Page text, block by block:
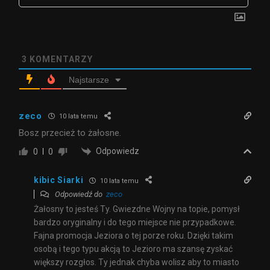
3 KOMENTARZY
Najstarsze
zeco 10 lata temu
Bosz przecież to żałosne.
0 0 Odpowiedz
kibic Siarki 10 lata temu
Odpowiedź do zeco
Żałosny to jesteś Ty. Gwiezdne Wojny na topie, pomysł
bardzo oryginalny i do tego miejsce nie przypadkowe.
Fajna promocja Jeziora o tej porze roku. Dzięki takim
osobą i tego typu akcją to Jezioro ma szansę zyskać
większy rozgłos. Ty jednak chyba wolisz aby to miasto